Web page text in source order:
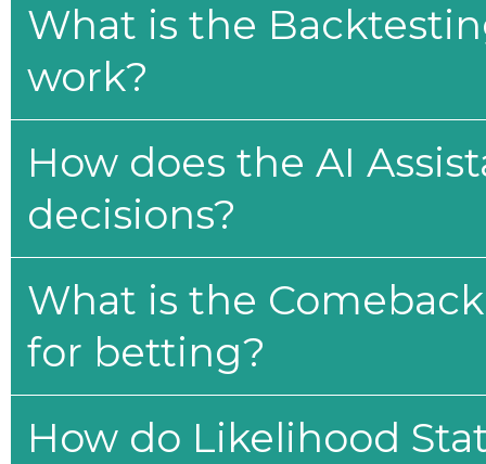
What is the
work?
How does the AI
decisions?
What is the
for betting?
How do Likelihood